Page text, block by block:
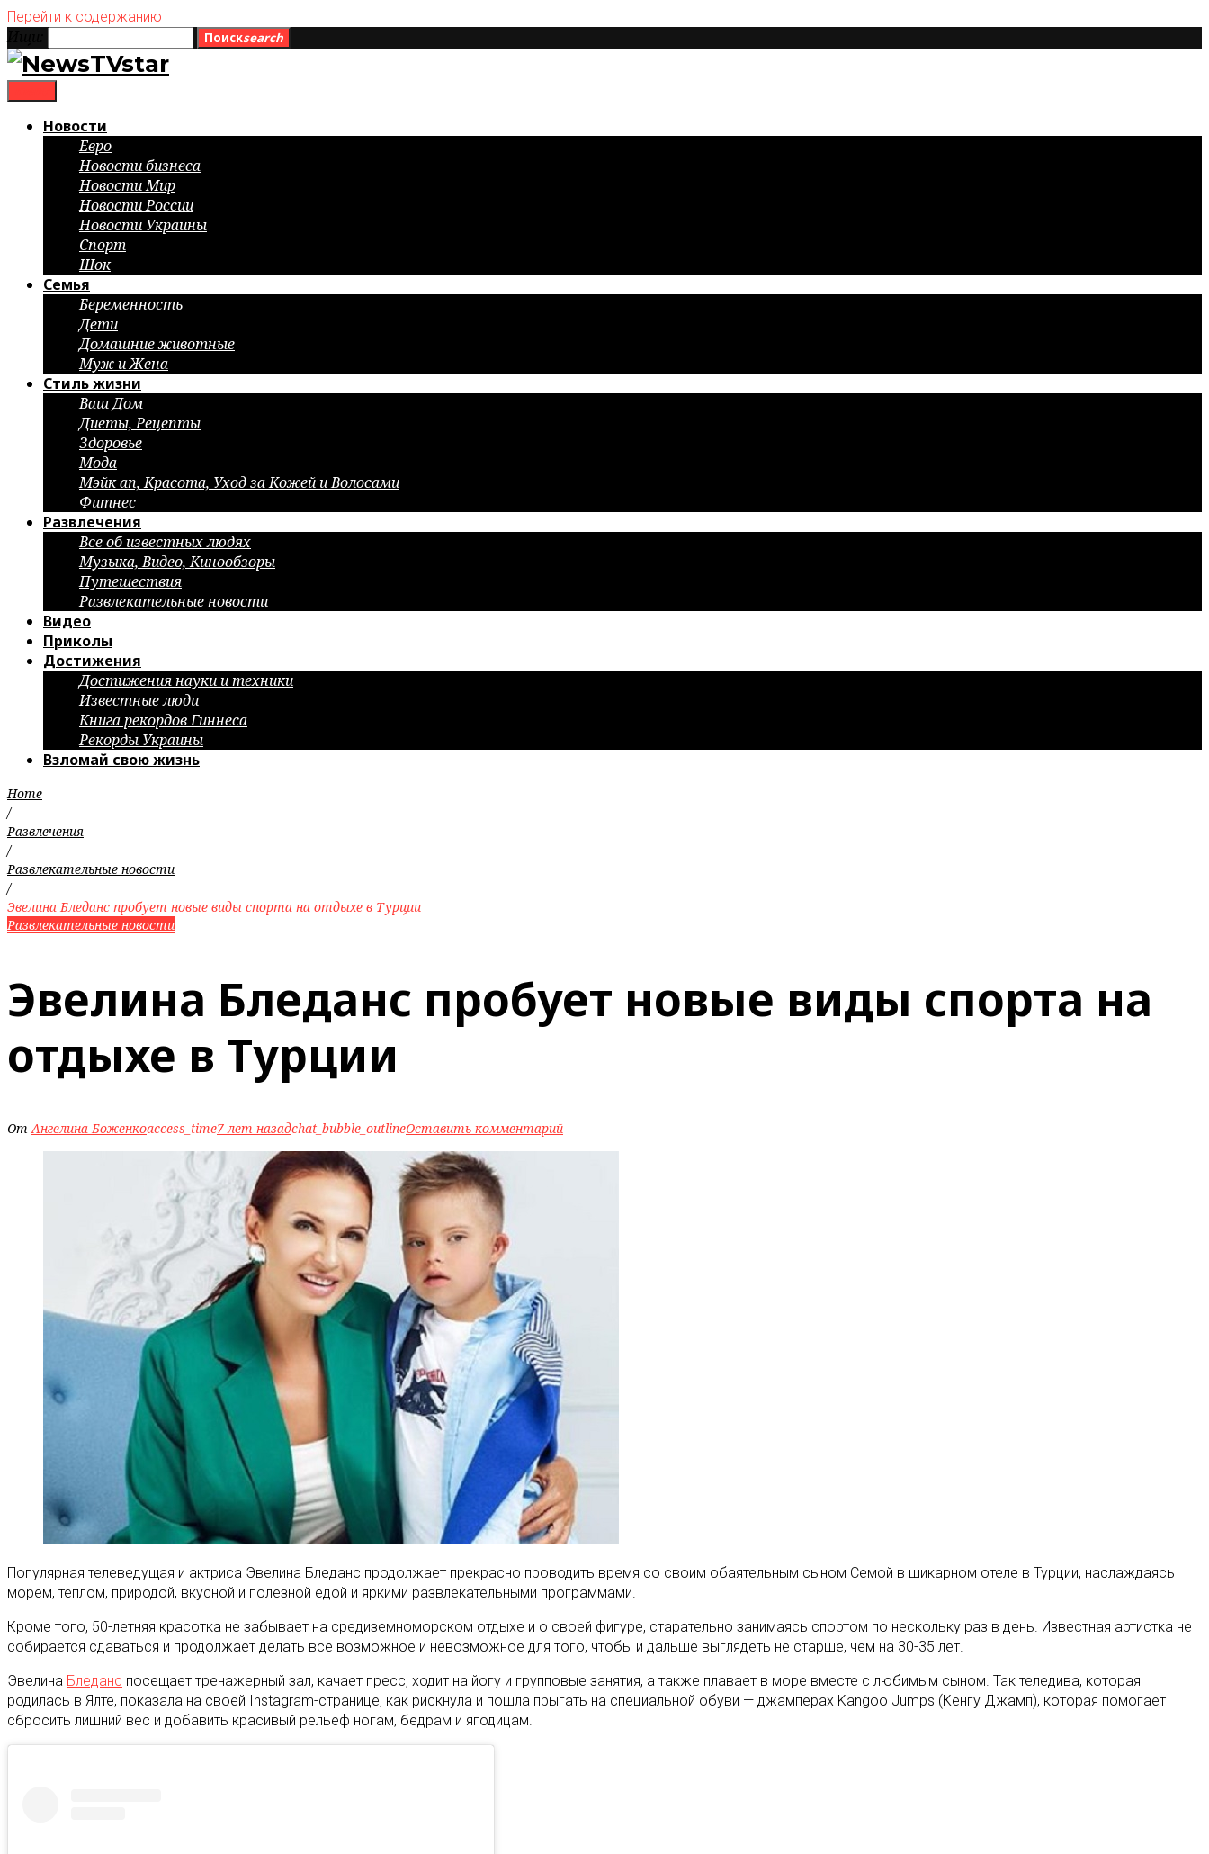
Перейти к содержанию
Поискsearch
Новости
Евро
Новости бизнеса
Новости Мир
Новости России
Новости Украины
Спорт
Шок
Семья
Беременность
Дети
Домашние животные
Муж и Жена
Стиль жизни
Ваш Дом
Диеты, Рецепты
Здоровье
Мода
Мэйк ап, Красота, Уход за Кожей и Волосами
Фитнес
Развлечения
Все об известных людях
Музыка, Видео, Кинообзоры
Путешествия
Развлекательные новости
Видео
Приколы
Достижения
Достижения науки и техники
Известные люди
Книга рекордов Гиннеса
Рекорды Украины
Взломай свою жизнь
Home
/
Развлечения
/
Развлекательные новости
/
Эвелина Бледанс пробует новые виды спорта на отдыхе в Турции
Развлекательные новости
Эвелина Бледанс пробует новые виды спорта на
отдыхе в Турции
ОтАнгелина Боженкоaccess_time7 лет назадchat_bubble_outlineОставить комментарий
Популярная телеведущая и актриса Эвелина Бледанс продолжает прекрасно проводить время со своим обаятельным сыном Семой в шикарном отеле в Турции, наслаждаясь
морем, теплом, природой, вкусной и полезной едой и яркими развлекательными программами.
Кроме того, 50-летняя красотка не забывает на средиземноморском отдыхе и о своей фигуре, старательно занимаясь спортом по нескольку раз в день. Известная артистка не
собирается сдаваться и продолжает делать все возможное и невозможное для того, чтобы и дальше выглядеть не старше, чем на 30-35 лет.
Эвелина Бледанс посещает тренажерный зал, качает пресс, ходит на йогу и групповые занятия, а также плавает в море вместе с любимым сыном. Так теледива, которая
родилась в Ялте, показала на своей Instagram-странице, как рискнула и пошла прыгать на специальной обуви — джамперах Kangoo Jumps (Кенгу Джамп), которая помогает
сбросить лишний вес и добавить красивый рельеф ногам, бедрам и ягодицам.